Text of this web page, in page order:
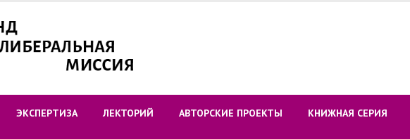
ЭКСПЕРТИЗА ЛЕКТОРИЙ АВТОРСКИЕ ПРОЕКТЫ КНИЖНАЯ СЕРИЯ